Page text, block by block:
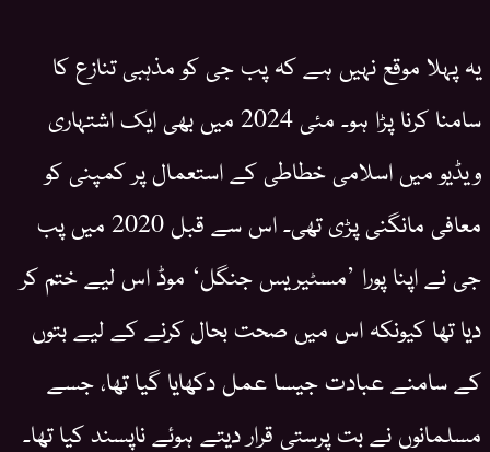
یہ پہلا موقع نہیں ہے کہ پب جی کو مذہبی تنازع کا
سامنا کرنا پڑا ہو۔ مئی 2024 میں بھی ایک اشتہاری
ویڈیو میں اسلامی خطاطی کے استعمال پر کمپنی کو
معافی مانگنی پڑی تھی۔ اس سے قبل 2020 میں پب
جی نے اپنا پورا ’مسٹیریس جنگل‘ موڈ اس لیے ختم کر
دیا تھا کیونکہ اس میں صحت بحال کرنے کے لیے بتوں
کے سامنے عبادت جیسا عمل دکھایا گیا تھا، جسے
مسلمانوں نے بت پرستی قرار دیتے ہوئے ناپسند کیا تھا۔